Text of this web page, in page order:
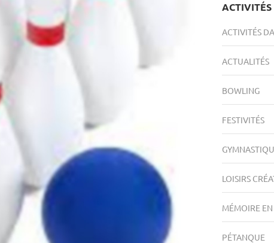
ACTIVITÉS
ACTIVITÉS
ACTUALITÉS
BOWLING
FESTIVITÉS
LOISIRS
MÉMOIRE EN
PÉTANQUE